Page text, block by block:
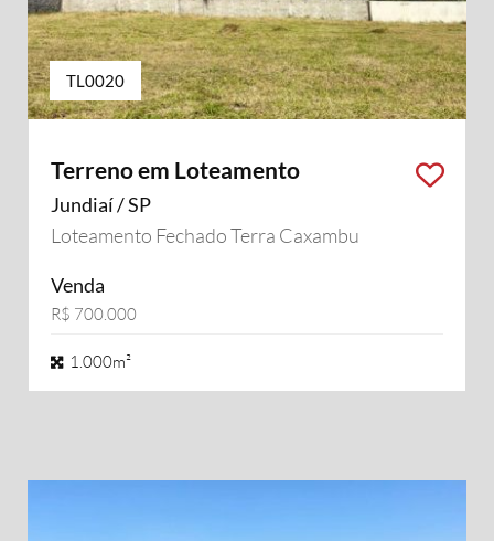
TL0020
Terreno em Loteamento
Jundiaí / SP
Loteamento Fechado Terra Caxambu
Venda
R$ 700.000
1.000m²